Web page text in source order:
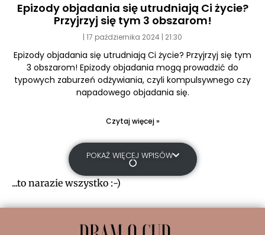
Epizody objadania się utrudniają Ci życie?
Przyjrzyj się tym 3 obszarom!
17 października 2024 21:30
Epizody objadania się utrudniają Ci życie? Przyjrzyj się tym
3 obszarom! Epizody objadania mogą prowadzić do
typowych zaburzeń odżywiania, czyli kompulsywnego czy
napadowego objadania się.
Czytaj więcej »
POKAŻ WIĘCEJ WPISÓW
...to narazie wszystko :-)